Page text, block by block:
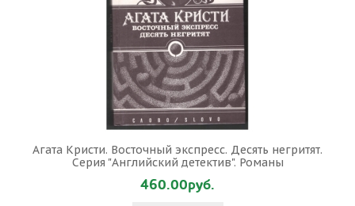
Агата Кристи. Восточный экспресс. Десять негритят.
Серия "Английский детектив". Романы
460.00руб.